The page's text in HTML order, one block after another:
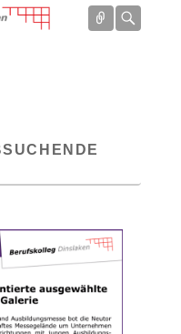
Connect